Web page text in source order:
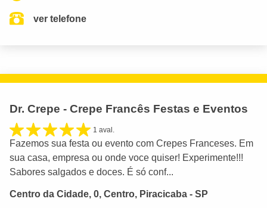
ver telefone
Dr. Crepe - Crepe Francês Festas e Eventos
1 aval.
Fazemos sua festa ou evento com Crepes Franceses. Em
sua casa, empresa ou onde voce quiser! Experimente!!!
Sabores salgados e doces. É só conf...
Centro da Cidade, 0, Centro, Piracicaba - SP